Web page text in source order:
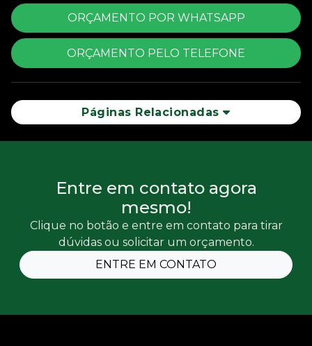
ORÇAMENTO POR WHATSAPP
ORÇAMENTO PELO TELEFONE
Páginas Relacionadas
Entre em contato agora
mesmo!
Clique no botão e entre em contato para tirar
dúvidas ou solicitar um orçamento.
ENTRE EM CONTATO